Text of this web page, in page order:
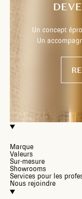
Marque
Valeurs
Sur-mesure
Showrooms
Services pour les
Nous rejoindre
Un concept
Un